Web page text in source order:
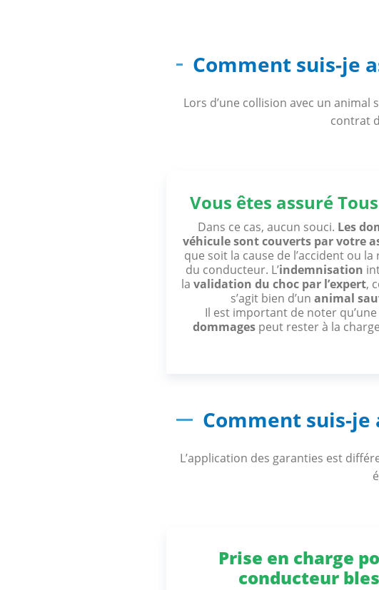
Comment suis-je
Lors d’une collision avec un
contrat
Vous êtes assuré
Dans ce cas, aucun souci. Les
véhicule sont couverts par votre
que soit la cause de l’accident ou
du conducteur. L’indemnisation
la validation du choc par l’expert,
s’agit bien d’un animal
Il est important de noter qu’une
dommages peut rester à la
Comment suis-je
L’application des garanties est
Prise en charge
conducteur